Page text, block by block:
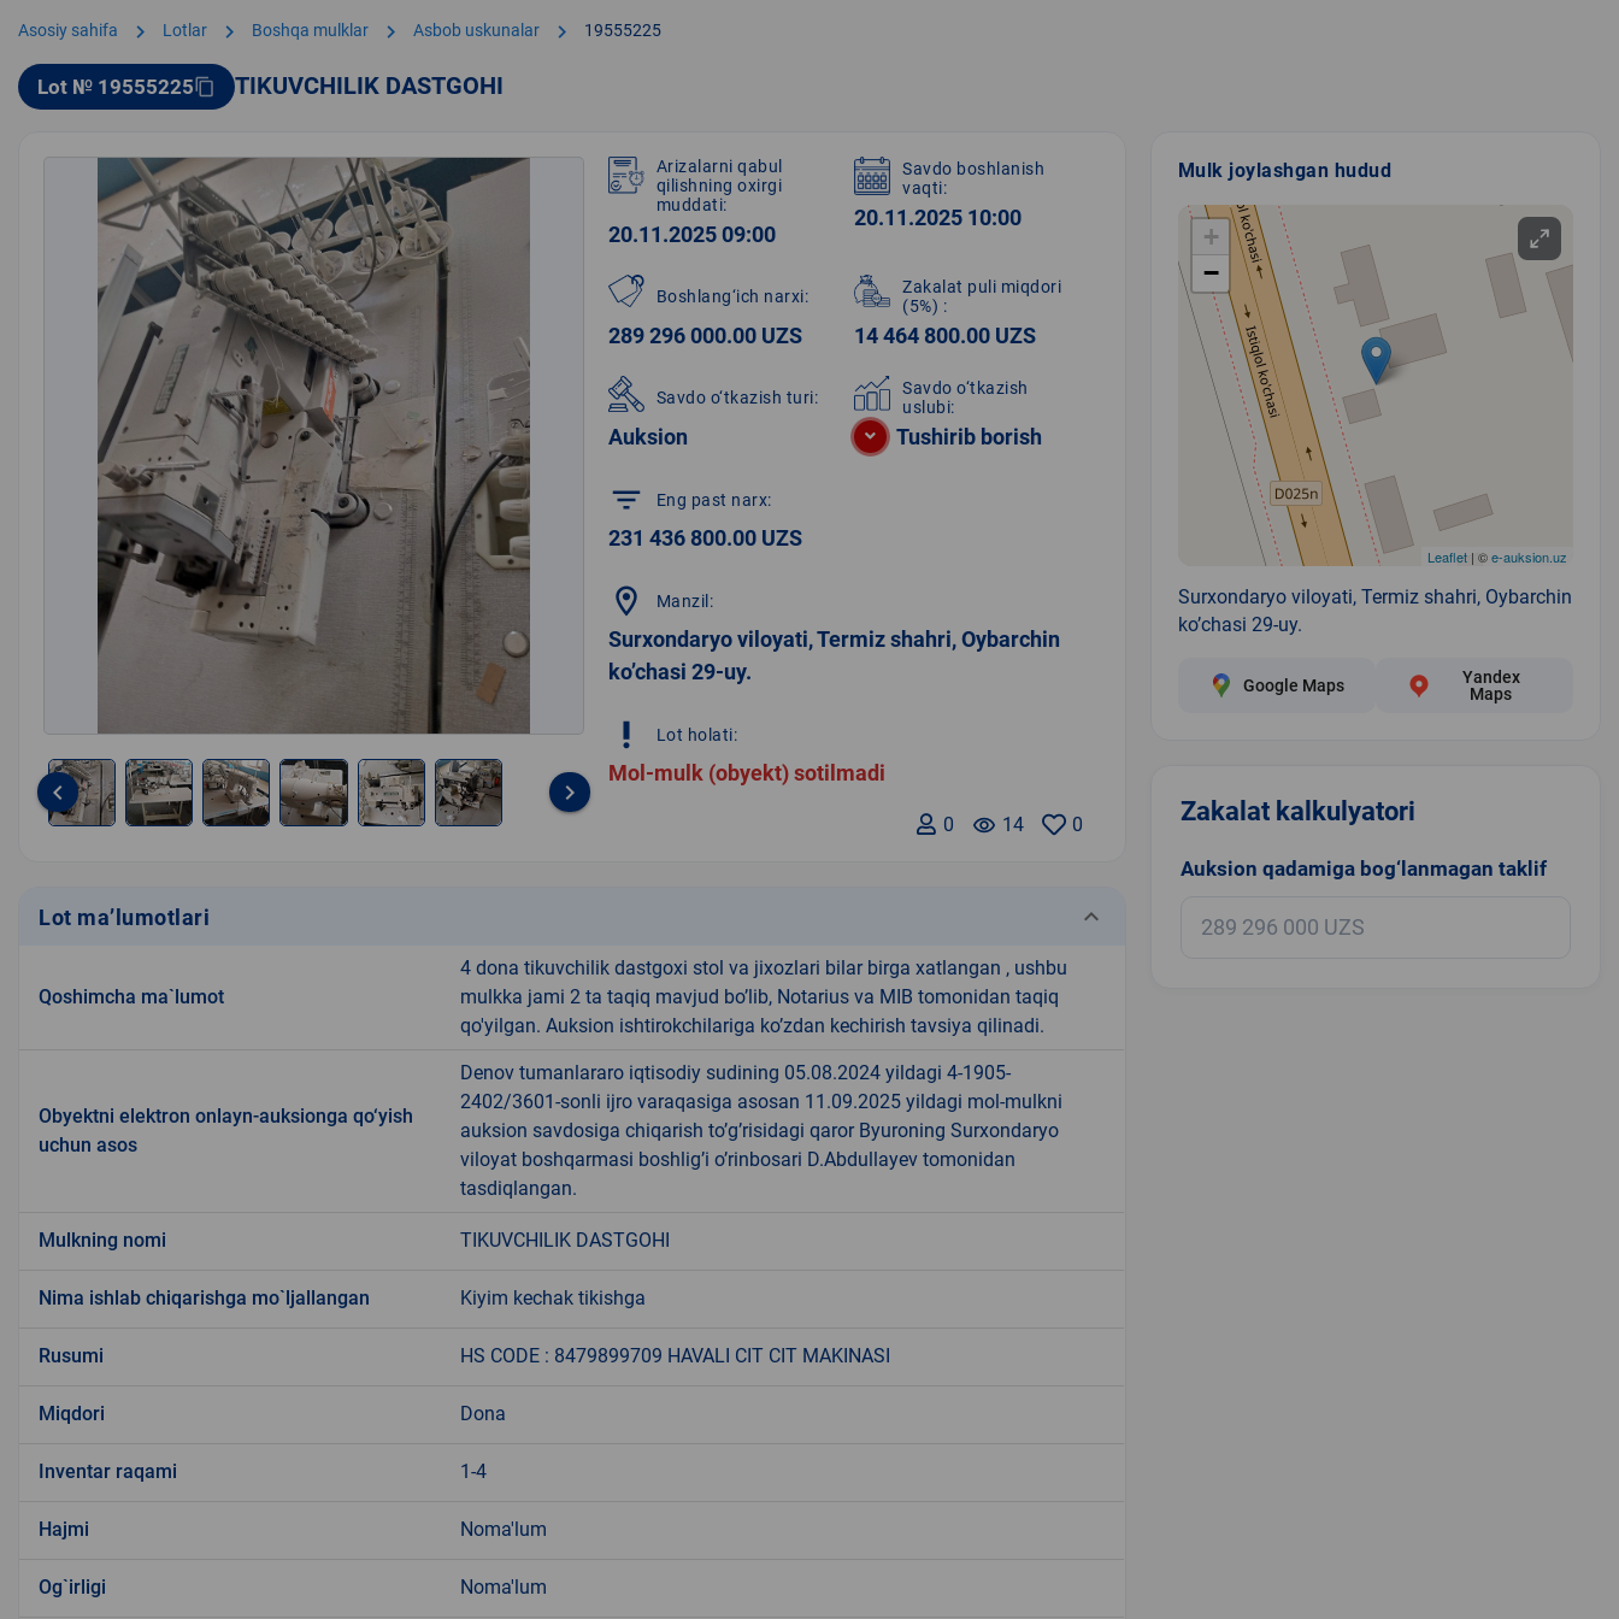
Asosiy sahifa chevron_right Lotlar chevron_right Boshqa mulklar chevron_right Asbob uskunalar chevron_right 19555225
Lot № 19555225content_copy TIKUVCHILIK DASTGOHI
6
keyboard_arrow_left keyboard_arrow_right
Arizalarni qabul
qilishning oxirgi
muddati:
20.11.2025 09:00
Savdo boshlanish
vaqti:
20.11.2025 10:00
Boshlang‘ich narxi:
289 296 000.00 UZS
Zakalat puli miqdori
(5%) :
14 464 800.00 UZS
Savdo o‘tkazish turi:
Auksion
Savdo o‘tkazish
uslubi:
Tushirib borish
filter_list Eng past narx:
231 436 800.00 UZS
location_on Manzil:
Surxondaryo viloyati, Termiz shahri, Oybarchin
ko’chasi 29-uy.
priority_high Lot holati:
Mol-mulk (obyekt) sotilmadi
0
remove_red_eye 14
0
Lot ma’lumotlari keyboard_arrow_down
Qoshimcha ma`lumot
4 dona tikuvchilik dastgoxi stol va jixozlari bilar birga xatlangan , ushbu
mulkka jami 2 ta taqiq mavjud bo’lib, Notarius va MIB tomonidan taqiq
qo'yilgan. Auksion ishtirokchilariga ko’zdan kechirish tavsiya qilinadi.
Obyektni elektron onlayn-auksionga qo‘yish
uchun asos
Denov tumanlararo iqtisodiy sudining 05.08.2024 yildagi 4-1905-
2402/3601-sonli ijro varaqasiga asosan 11.09.2025 yildagi mol-mulkni
auksion savdosiga chiqarish to’g’risidagi qaror Byuroning Surxondaryo
viloyat boshqarmasi boshlig’i o’rinbosari D.Abdullayev tomonidan
tasdiqlangan.
Mulkning nomi TIKUVCHILIK DASTGOHI
Nima ishlab chiqarishga mo`ljallangan Kiyim kechak tikishga
Rusumi HS CODE : 8479899709 HAVALI CIT CIT MAKINASI
Miqdori Dona
Inventar raqami 1-4
Hajmi Noma'lum
Og`irligi Noma'lum
Mulk joylashgan hudud
+
−
Leaflet| ©e-auksion.uz
Surxondaryo viloyati, Termiz shahri, Oybarchin
ko’chasi 29-uy.
Google Maps
Yandex
Maps
Zakalat kalkulyatori
Auksion qadamiga bog‘lanmagan taklif